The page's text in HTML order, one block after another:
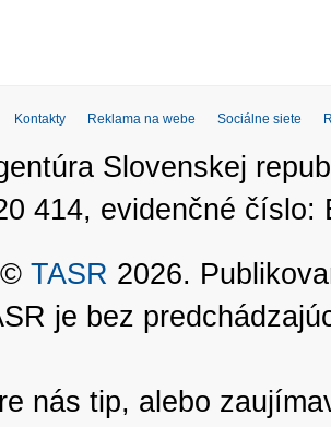
Kontakty Reklama na webe Sociálne siete
Slovenskej
414, evidenčné číslo:
TASR 2026.
je bez
nás tip, alebo